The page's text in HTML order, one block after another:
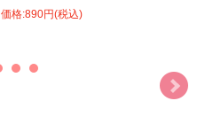
価格:890円(税込)